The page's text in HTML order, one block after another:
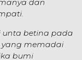
dan
unta betina pada
yang memadai
bumi